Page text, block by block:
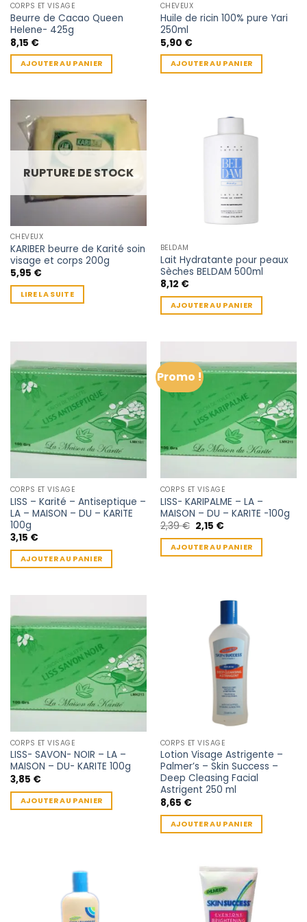
CORPS ET VISAGE
Beurre de Cacao Queen
Helene- 425g
8,15 €
AJOUTER AU PANIER
CHEVEUX
Huile de ricin 100% pure Yari
250ml
5,90 €
AJOUTER AU PANIER
RUPTURE DE STOCK
CHEVEUX
KARIBER beurre de Karité soin
visage et corps 200g
5,95 €
LIRE LA SUITE
BELDAM
Lait Hydratante pour peaux
Sèches BELDAM 500ml
8,12 €
AJOUTER AU PANIER
CORPS ET VISAGE
LISS – Karité – Antiseptique –
LA – MAISON – DU – KARITE
100g
3,15 €
AJOUTER AU PANIER
Promo !
CORPS ET VISAGE
LISS- KARIPALME – LA –
MAISON – DU – KARITE -100g
2,39€ Le
prix
initial
était :
2,39 €.
2,15 €Le
actuel
est :
2,15 €.
AJOUTER AU PANIER
CORPS ET VISAGE
LISS- SAVON- NOIR – LA –
MAISON – DU- KARITE 100g
3,85 €
AJOUTER AU PANIER
CORPS ET VISAGE
Lotion Visage Astrigente –
Palmer’s – Skin Success –
Deep Cleasing Facial
Astrigent 250 ml
8,65 €
AJOUTER AU PANIER